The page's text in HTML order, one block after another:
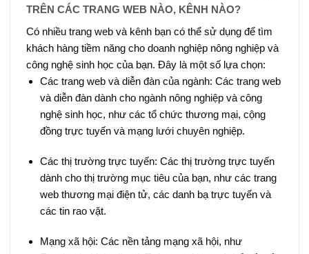
TRÊN CÁC TRANG WEB NÀO, KÊNH NÀO?
Có nhiều trang web và kênh bạn có thể sử dụng để tìm
khách hàng tiềm năng cho doanh nghiệp nông nghiệp và
công nghệ sinh học của bạn. Đây là một số lựa chọn:
Các trang web và diễn đàn của ngành: Các trang web
và diễn đàn dành cho ngành nông nghiệp và công
nghệ sinh học, như các tổ chức thương mại, cộng
đồng trực tuyến và mạng lưới chuyên nghiệp.
Các thị trường trực tuyến: Các thị trường trực tuyến
dành cho thị trường mục tiêu của bạn, như các trang
web thương mại điện tử, các danh bạ trực tuyến và
các tin rao vặt.
Mạng xã hội: Các nền tảng mạng xã hội, như